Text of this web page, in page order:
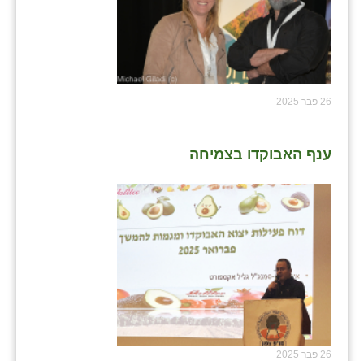
26 פבר 2025
ענף האבוקדו בצמיחה
26 פבר 2025